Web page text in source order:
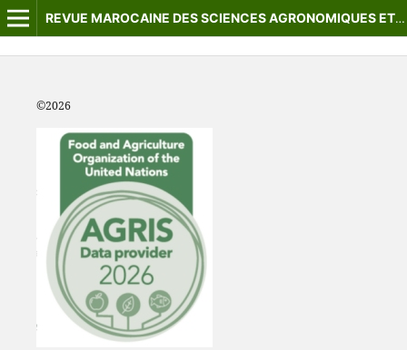
REVUE MAROCAINE DES SCIENCES AGRONOMIQUES ET VÉTÉRINAIRES
©2026